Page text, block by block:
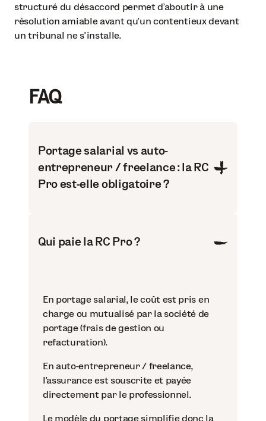
structuré du désaccord permet d’aboutir à une
résolution amiable avant qu’un contentieux devant
un tribunal ne s’installe.
FAQ
Portage salarial vs auto-
entrepreneur / freelance : la RC
Pro est-elle obligatoire ?
Qui paie la RC Pro ?
En portage salarial, le coût est pris en
charge ou mutualisé par la société de
portage (frais de gestion ou
refacturation).
En auto-entrepreneur / freelance,
l’assurance est souscrite et payée
directement par le professionnel.
Le modèle du portage simplifie donc la